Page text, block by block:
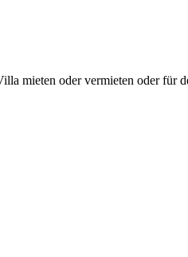
mieten oder vermieten oder für